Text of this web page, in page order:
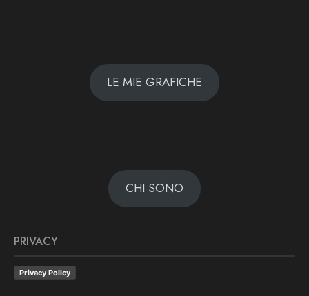
LE MIE GRAFICHE
CHI SONO
PRIVACY
Privacy Policy